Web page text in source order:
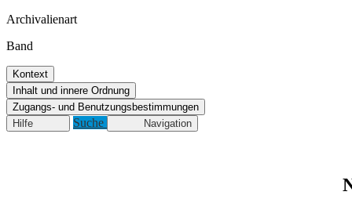
Archivalienart
Band
Kontext
Inhalt und innere Ordnung
Zugangs- und Benutzungsbestimmungen
Hilfe
Suche Navigation